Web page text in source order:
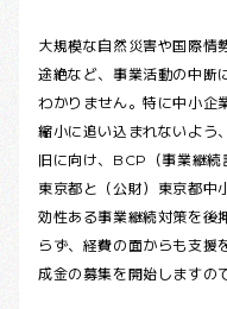
大規模な自然災害や国際情
途絶など、事業活動の中断
わかりません。特に中小企
縮小に追い込まれないよう
旧に向け、BCP（事業継続
東京都と（公財）東京都中
効性ある事業継続対策を後
らず、経費の面からも支援
成金の募集を開始しますの